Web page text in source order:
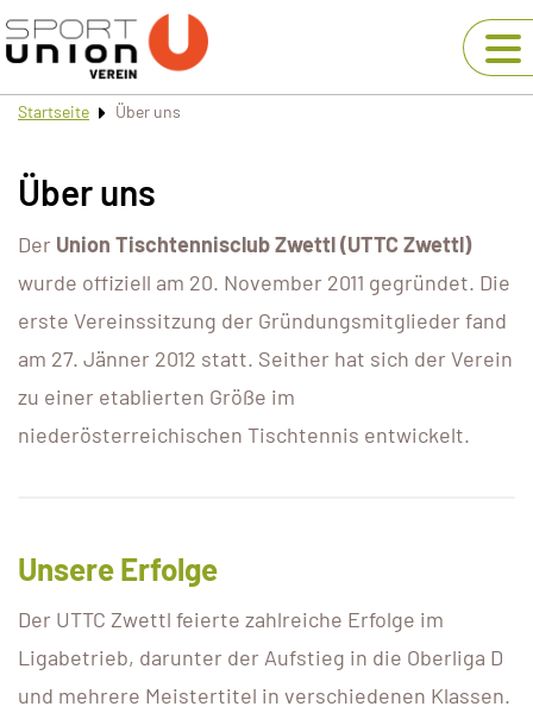
Startseite Über uns
Über uns
Der Union Tischtennisclub Zwettl (UTTC Zwettl)
wurde offiziell am 20. November 2011 gegründet. Die
erste Vereinssitzung der Gründungsmitglieder fand
am 27. Jänner 2012 statt. Seither hat sich der Verein
zu einer etablierten Größe im
niederösterreichischen Tischtennis entwickelt.
Unsere Erfolge
Der UTTC Zwettl feierte zahlreiche Erfolge im
Ligabetrieb, darunter der Aufstieg in die Oberliga D
und mehrere Meistertitel in verschiedenen Klassen.